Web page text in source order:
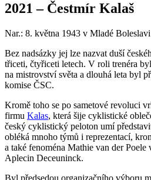
2021 – Čestmír Kalaš
Nar.: 8. května 1943 v Mladé Boleslavi
Bez nadsázky jej lze nazvat duší
třiceti, čtyřiceti letech. V roli trenéra
na mistrovství světa a dlouhá leta byl
komise ČSC.
Kromě toho se po sametové revoluci
firmu Kalas, která šije cyklistické
český cyklistický peloton umí
obléká mnoho týmů i reprezentací,
a také fenoména Mathie van der
Aplecin Deceuninck.